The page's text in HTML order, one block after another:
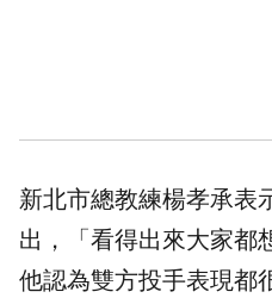
新北市總教練楊孝承表
出，「看得出來大家都
他認為雙方投手表現都